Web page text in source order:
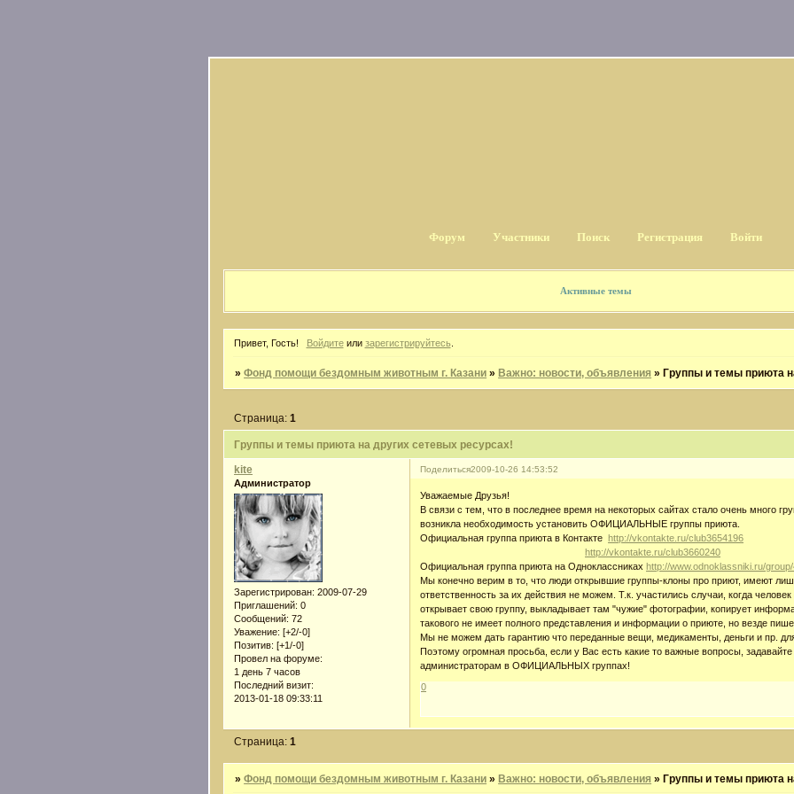
Форум Участники Поиск Регистрация Войти
Активные темы
Привет, Гость! Войдитеили зарегистрируйтесь
»Фонд помощи бездомным животным г. Казани » Важно: новости, объявления »Группы и темы приюта
Группы и темы приюта на других сетевых ресурсах!
Страница:1
Поделиться2009-10-26 14:53:52
kite
Администратор
Зарегистрирован: 2009-07-29
Приглашений: 0
Сообщений: 72
Уважение: [+2/-0]
Позитив: [+1/-0]
Провел на форуме:
1 день 7 часов
Последний визит:
2013-01-18 09:33:11
Уважаемые Друзья!
В связи с тем, что в последнее время на некоторых сайтах стало очень много
возникла необходимость установить ОФИЦИАЛЬНЫЕ группы приюта.
Официальная группа приюта в Контактеhttp://vkontakte.ru/club3654196
http://vkontakte.ru/club3660240
Официальная группа приюта на Одноклассникахhttp://www.odnoklassniki.ru/
Мы конечно верим в то, что люди открывшие группы-клоны про приют, имеют
ответственность за их действия не можем. Т.к. участились случаи, когда
открывает свою группу, выкладывает там "чужие" фотографии, копирует
такового не имеет полного представления и информации о приюте, но везде
Мы не можем дать гарантию что переданные вещи, медикаменты, деньги и пр.
Поэтому огромная просьба, если у Вас есть какие то важные вопросы,
администраторам в ОФИЦИАЛЬНЫХ группах!
0
Страница:1
»Фонд помощи бездомным животным г. Казани » Важно: новости, объявления » Группы и темы приюта